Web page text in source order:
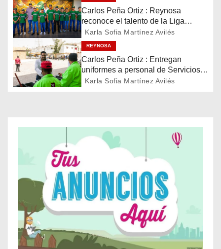
i
ó
n
d
r
d
a
Carlos Peña Ortiz : Reynosa
reconoce el talento de la Liga
Treviño Kelly, subcampeona
latinoamericana
Karla Sofia Martínez Avilés
REYNOSA
Carlos Peña Ortiz : Entregan
uniformes a personal de Servicios
Públicos de Reynosa
Karla Sofia Martínez Avilés